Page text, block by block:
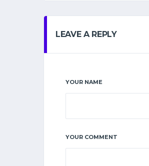
LEAVE A REPLY
YOUR NAME
YOUR COMMENT